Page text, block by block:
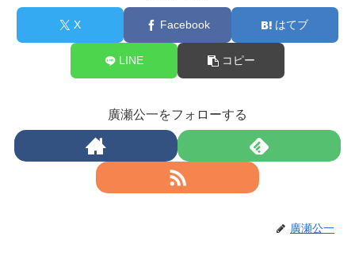
X Facebook はてブ
LINE コピー
廣瀬公一をフォローする
廣瀬公一